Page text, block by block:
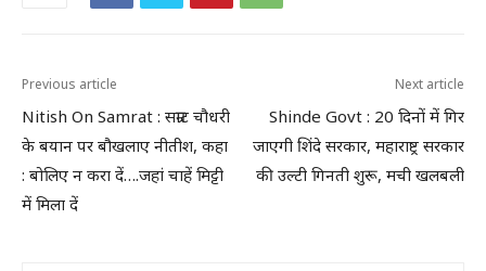
Previous article
Nitish On Samrat : सम्राट चौधरी
के बयान पर बौखलाए नीतीश, कहा
: बोलिए न करा दें….जहां चाहें मिट्टी
में मिला दें
Next article
Shinde Govt : 20 दिनों में गिर
जाएगी शिंदे सरकार, महाराष्ट्र सरकार
की उल्टी गिनती शुरू, मची खलबली